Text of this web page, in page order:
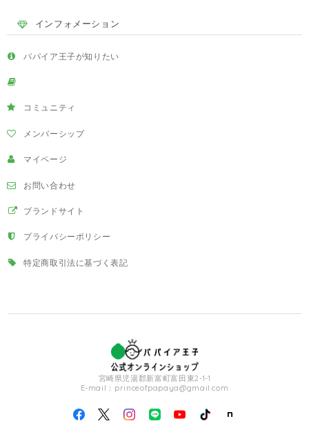
インフォメーション
パパイア王子が知りたい
コミュニティ
メンバーシップ
マイページ
お問い合わせ
ブランドサイト
プライバシーポリシー
特定商取引法に基づく表記
宮崎県児湯郡新富町富田東2-1-1
E-mail： princeofpapaya@gmail.com